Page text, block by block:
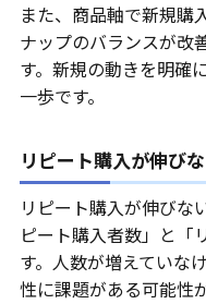
また、商品軸で新規購
ナップのバランスが改
す。新規の動きを明確
一歩です。
リピート購入が伸び
リピート購入が伸びな
ピート購入者数」と「
す。人数が増えていな
性に課題がある可能性